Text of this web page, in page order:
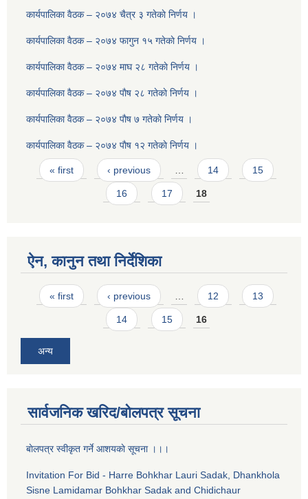
कार्यपालिका वैठक – २०७४ चैत्र ३ गतेकाे निर्णय ।
कार्यपालिका वैठक – २०७४ फागुन १५ गतेकाे निर्णय ।
कार्यपालिका वैठक – २०७४ माघ २८ गतेकाे निर्णय ।
कार्यपालिका वैठक – २०७४ पाैष २८ गतेकाे निर्णय ।
कार्यपालिका वैठक – २०७४ पाैष ७ गतेकाे निर्णय ।
कार्यपालिका वैठक – २०७४ पाैष १२ गतेकाे निर्णय ।
Pages
« first ‹ previous … 14 15
16 17 18
ऐन, कानुन तथा निर्देशिका
Pages
« first ‹ previous 12 13
14 15 16
अन्य
सार्वजनिक खरिद/बोलपत्र सूचना
बाेलपत्र स्वीकृत गर्ने आशयकाे सूचना ।।।
Invitation For Bid - Harre Bohkhar Lauri Sadak, Dhankhola
Sisne Lamidamar Bohkhar Sadak and Chidichaur